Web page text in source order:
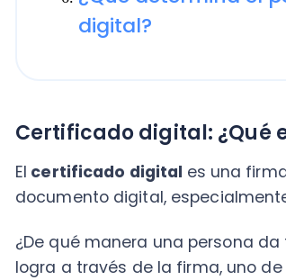
certificado digital
logra a través de la firma, uno de
parte: la usas para cerrar un
matrimonio.
Y, aunque todos tenemos una,
En pocas palabras, eso es el